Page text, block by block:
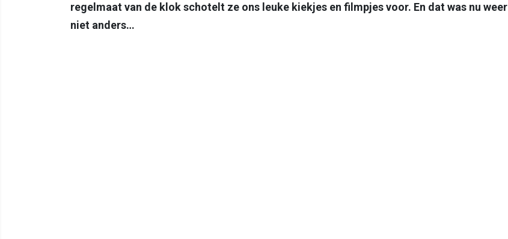
regelmaat van de klok schotelt ze ons leuke kiekjes en filmpjes voor. En dat was nu weer
niet anders…